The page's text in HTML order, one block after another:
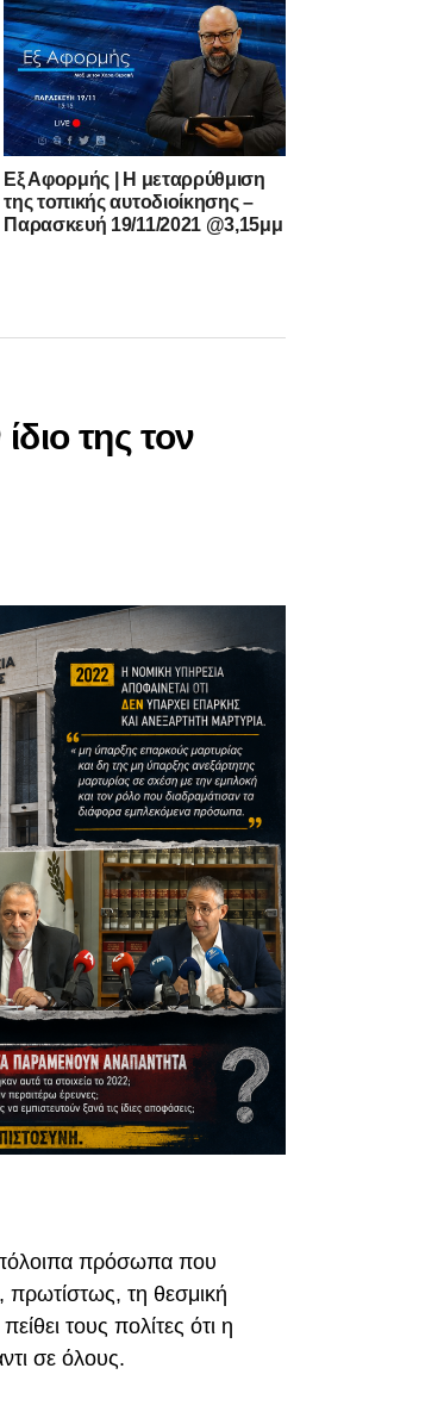
Εξ Αφορμής | H μεταρρύθμιση
της τοπικής αυτοδιοίκησης –
Παρασκευή 19/11/2021 @3,15μμ
της τον
πρόσωπα που
πρωτίστως, τη θεσμική
τους πολίτες ότι η
σε όλους.